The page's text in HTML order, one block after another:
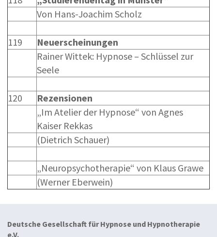
Von Hans-Joachim Scholz
119
Neuerscheinungen
Rainer Wittek: Hypnose – Schlüssel zur
Seele
120
Rezensionen
„Im Atelier der Hypnose“ von Agnes
Kaiser Rekkas
(Dietrich Schauer)
„Neuropsychotherapie“ von Klaus Grawe
(Werner Eberwein)
Deutsche Gesellschaft für Hypnose und Hypnotherapie
e.V.